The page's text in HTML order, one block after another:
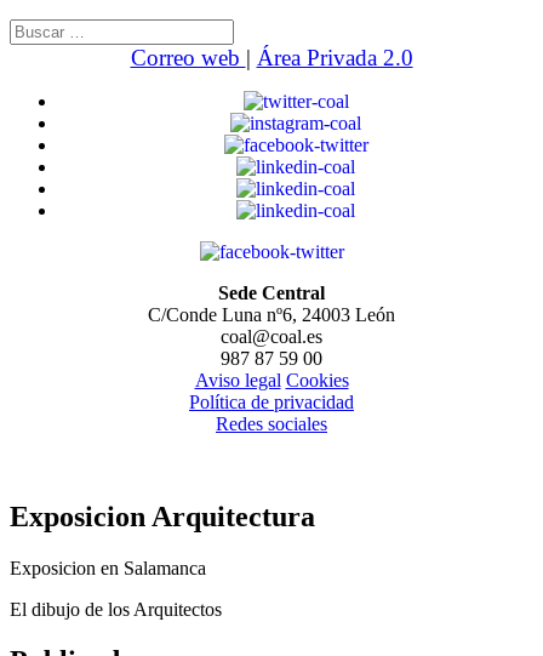
Buscar:
Correo web | Área Privada 2.0
Sede Central
C/Conde Luna nº6, 24003 León
coal@coal.es
987 87 59 00
Aviso legal Cookies
Política de privacidad
Redes sociales
Exposicion Arquitectura
Exposicion en Salamanca
El dibujo de los Arquitectos